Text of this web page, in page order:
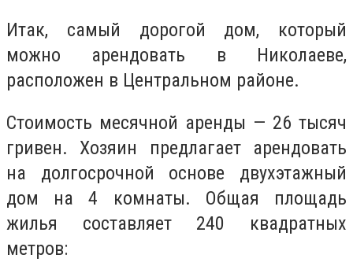
Итак, самый дорогой дом, который
можно арендовать в Николаеве,
расположен в Центральном районе.
Стоимость месячной аренды — 26 тысяч
гривен. Хозяин предлагает арендовать
на долгосрочной основе двухэтажный
дом на 4 комнаты. Общая площадь
жилья составляет 240 квадратных
метров: